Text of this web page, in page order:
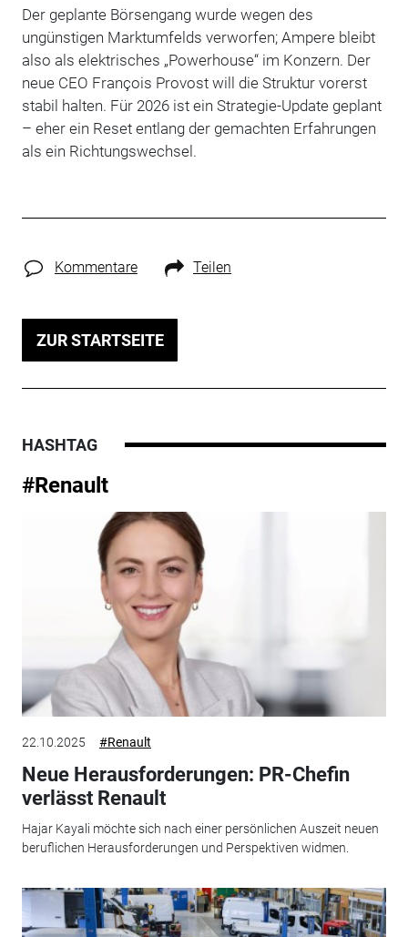
Der geplante Börsengang wurde wegen des
ungünstigen Marktumfelds verworfen; Ampere bleibt
also als elektrisches „Powerhouse“ im Konzern. Der
neue CEO François Provost will die Struktur vorerst
stabil halten. Für 2026 ist ein Strategie-Update geplant
– eher ein Reset entlang der gemachten Erfahrungen
als ein Richtungswechsel.
Kommentare Teilen
ZUR STARTSEITE
HASHTAG
#Renault
22.10.2025 #Renault
Neue Herausforderungen: PR-Chefin
verlässt Renault
Hajar Kayali möchte sich nach einer persönlichen Auszeit neuen
beruflichen Herausforderungen und Perspektiven widmen.